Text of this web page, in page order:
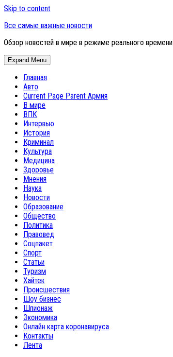
Skip to content
Все самые важные новости
Обзор новостей в мире в режиме реального времени
Expand Menu
Главная
Авто
Current Page Parent Армия
В мире
ВПК
Интервью
История
Криминал
Культура
Медицина
Здоровье
Мнения
Наука
Новости
Образование
Общество
Политика
Правовед
Соцпакет
Спорт
Статьи
Туризм
Хайтек
Происшествия
Шоу бизнес
Шпионаж
Экономика
Онлайн карта коронавируса
Контакты
Лента